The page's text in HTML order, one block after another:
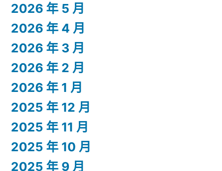
2026 年 5 月
2026 年 4 月
2026 年 3 月
2026 年 2 月
2026 年 1 月
2025 年 12 月
2025 年 11 月
2025 年 10 月
2025 年 9 月